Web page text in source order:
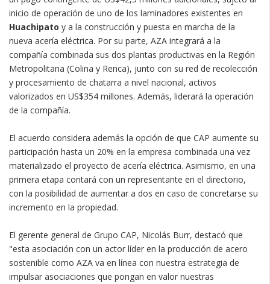
inicio de operación de uno de los laminadores existentes en
Huachipato y a la construcción y puesta en marcha de la
nueva acería eléctrica. Por su parte, AZA integrará a la
compañía combinada sus dos plantas productivas en la Región
Metropolitana (Colina y Renca), junto con su red de recolección
y procesamiento de chatarra a nivel nacional, activos
valorizados en US$354 millones. Además, liderará la operación
de la compañía.
El acuerdo considera además la opción de que CAP aumente su
participación hasta un 20% en la empresa combinada una vez
materializado el proyecto de acería eléctrica. Asimismo, en una
primera etapa contará con un representante en el directorio,
con la posibilidad de aumentar a dos en caso de concretarse su
incremento en la propiedad.
El gerente general de Grupo CAP, Nicolás Burr, destacó que
"esta asociación con un actor líder en la producción de acero
sostenible como AZA va en línea con nuestra estrategia de
impulsar asociaciones que pongan en valor nuestras